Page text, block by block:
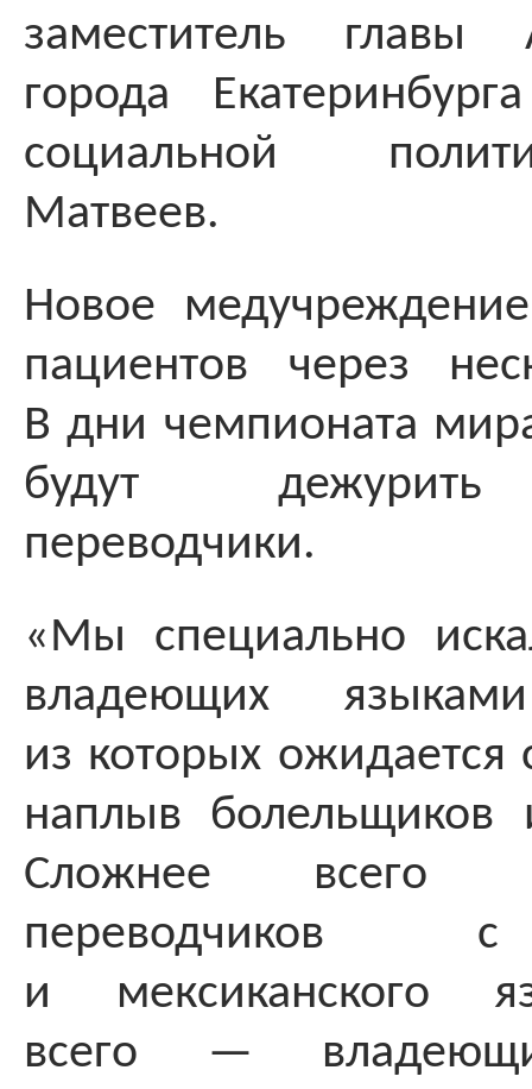
заместитель главы
города
социальной
Матвеев.
Новое
пациентов через
В дни чемпионата
будут дежурить
переводчики.
«Мы специально
владеющих
из которых
наплыв болельщиков
Сложнее всего
переводчиков
и мексиканского
всего —